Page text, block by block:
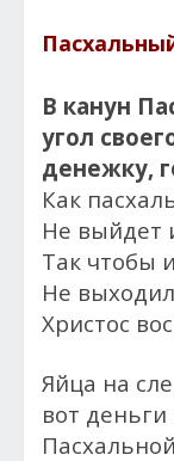
В канун
угол
денежку,
Как
Не выйдет
Так чтобы
Не
Христос
Яйца на
вот